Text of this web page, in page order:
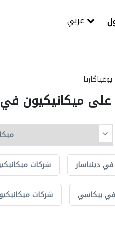
يوغياكارتا
على ميكانيكيون في
شركات دينباسار
شركات بيكاسي